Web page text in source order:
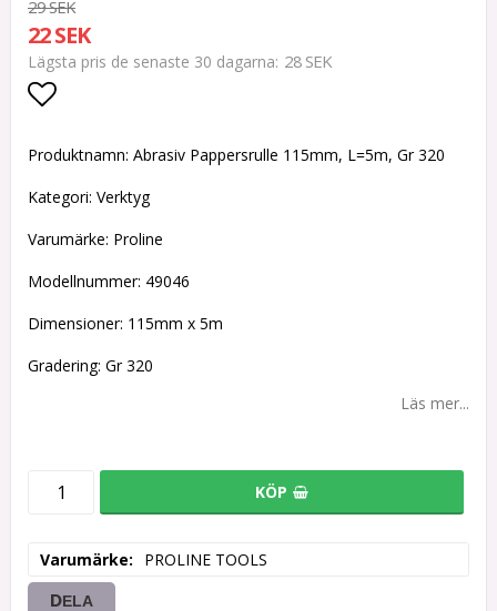
29 SEK
22 SEK
Lägsta pris de senaste 30 dagarna 28 SEK
Produktnamn: Abrasiv Pappersrulle 115mm, L=5m, Gr 320
Kategori: Verktyg
Varumärke: Proline
Modellnummer: 49046
Dimensioner: 115mm x 5m
Gradering: Gr 320
Läs mer...
KÖP
Varumärke PROLINE TOOLS
DELA